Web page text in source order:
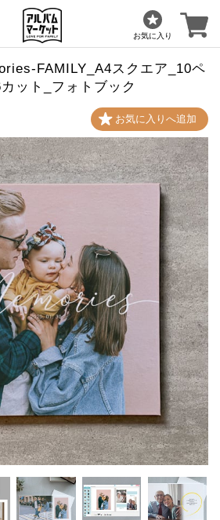
お気に入り
FAMILY_A4スクエア_10ペ
ット_フォトブック